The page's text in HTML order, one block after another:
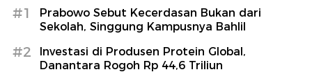
#1
Prabowo Sebut Kecerdasan Bukan dari
Sekolah, Singgung Kampusnya Bahlil
#2
Investasi di Produsen Protein Global,
Danantara Rogoh Rp 44,6 Triliun